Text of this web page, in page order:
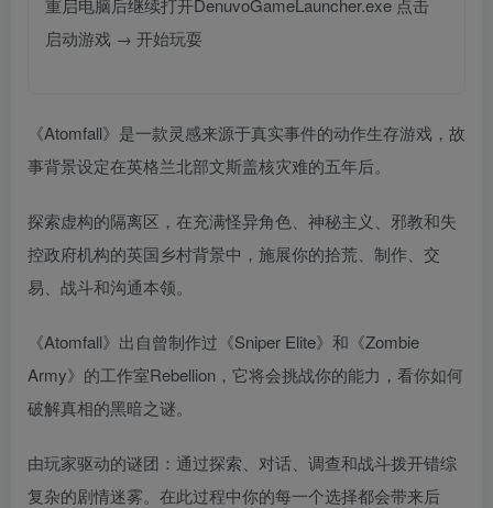
启动游戏 → 开始玩耍
《Atomfall》是一款灵感来源于真实事件的动作生存游戏，故
事背景设定在英格兰北部文斯盖核灾难的五年后。
探索虚构的隔离区，在充满怪异角色、神秘主义、邪教和失
控政府机构的英国乡村背景中，施展你的拾荒、制作、交
易、战斗和沟通本领。
《Atomfall》出自曾制作过《Sniper Elite》和《Zombie
Army》的工作室Rebellion，它将会挑战你的能力，看你如何
破解真相的黑暗之谜。
由玩家驱动的谜团：通过探索、对话、调查和战斗拨开错综
复杂的剧情迷雾。在此过程中你的每一个选择都会带来后